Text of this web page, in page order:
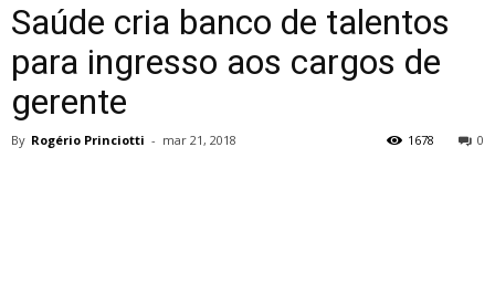
Saúde cria banco de talentos
para ingresso aos cargos de
gerente
By Rogério Princiotti - mar 21, 2018 0
1678